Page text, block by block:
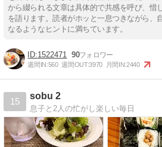
から綴られる文章は具体的で共感を呼び、惜
を語ります。読者がホッと一息つきながら、
なるようなヒントに満ちています。
1522471 90
週間IN:560 週間OUT:3970 月間IN:2440
15
sobu 2
息子と2人の忙がし楽しい毎日